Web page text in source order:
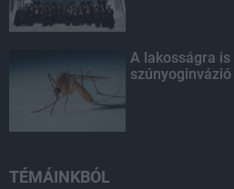
A lakosságra
TÉMÁINKBÓL